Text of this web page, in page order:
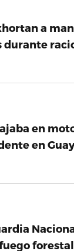
a
en
en
forestal